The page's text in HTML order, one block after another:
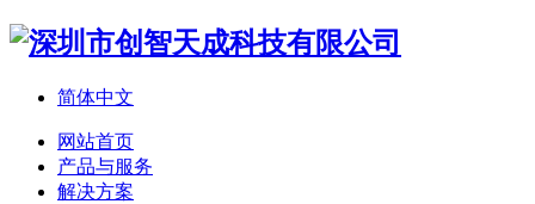
简体中文
网站首页
产品与服务
解决方案